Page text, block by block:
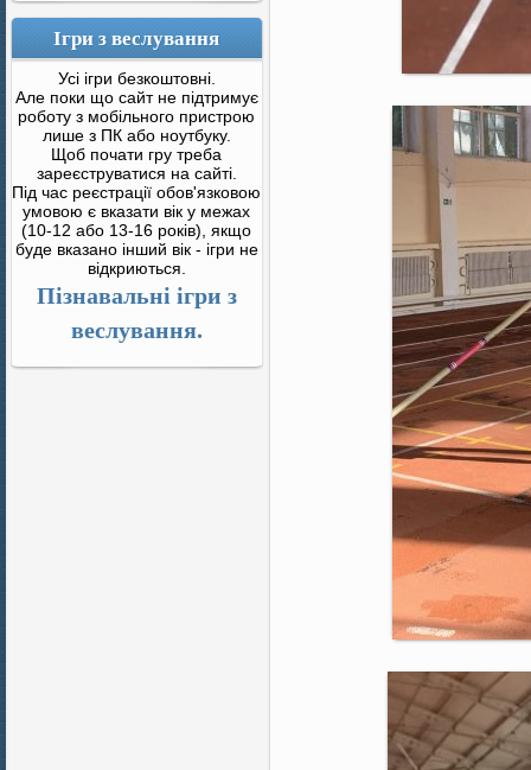
Ігри з веслування
Усі ігри безкоштовні.
Але поки що сайт не підтримує
роботу з мобільного пристрою
лише з ПК або ноутбуку.
Щоб почати гру треба
зареєструватися на сайті.
Під час реєстрації обов'язковою
умовою є вказати вік у межах
(10-12 або 13-16 років), якщо
буде вказано інший вік - ігри не
відкриються.
Пізнавальні ігри з
веслування.